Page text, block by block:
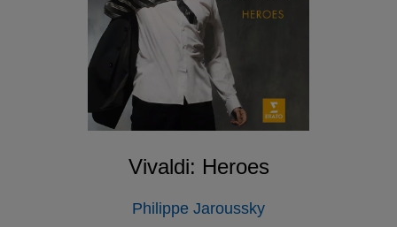
Vivaldi: Heroes
Philippe Jaroussky